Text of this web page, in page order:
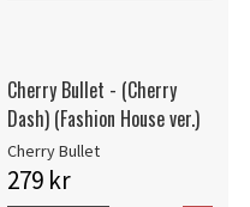
Cherry Bullet - (Cherry
Dash) (Fashion House ver.)
Cherry Bullet
279 kr